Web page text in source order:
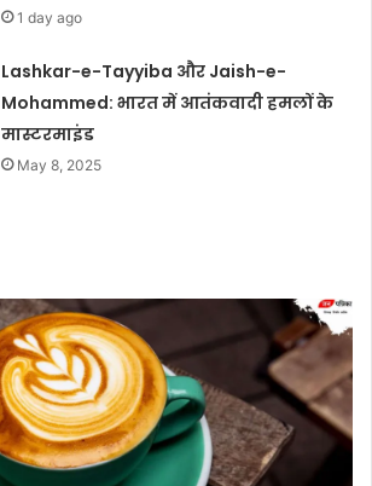
1 day ago
Lashkar-e-Tayyiba और Jaish-e-
Mohammed: भारत में आतंकवादी हमलों के
मास्टरमाइंड
May 8, 2025